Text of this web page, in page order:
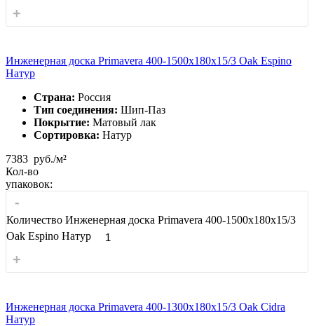
+
Инженерная доска Primavera 400-1500х180х15/3 Oak Espino
Натур
Страна: Россия
Тип соединения: Шип-Паз
Покрытие: Матовый лак
Сортировка: Натур
7383 руб./м²
Кол-во
упаковок:
-
Количество Инженерная доска Primavera 400-1500х180х15/3
Oak Espino Натур
+
Инженерная доска Primavera 400-1300х180х15/3 Oak Cidra
Натур